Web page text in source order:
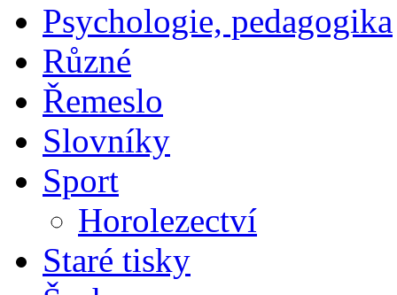
Psychologie, pedagogika
Různé
Řemeslo
Slovníky
Sport
Horolezectví
Staré tisky